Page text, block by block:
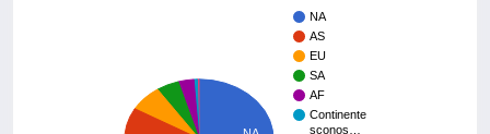
NA
AS
EU
SA
AF
Continente
sconos…